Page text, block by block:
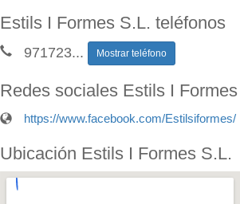
Estils I Formes S.L. teléfonos
971723... Mostrar teléfono
Redes sociales Estils I
https://www.facebook.com/Estilsiformes/
Ubicación Estils I Formes S.L.